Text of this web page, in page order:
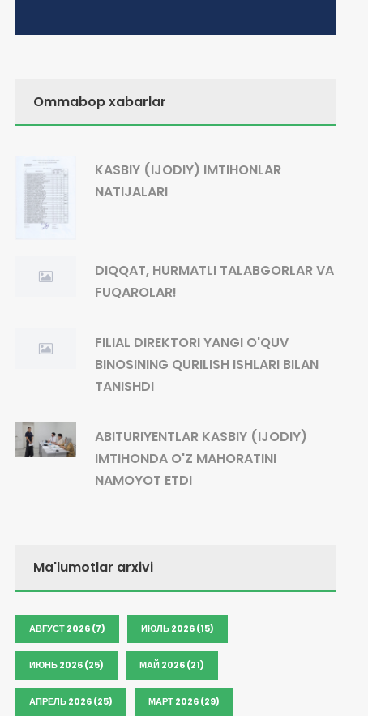
Ommabop xabarlar
KASBIY (IJODIY) IMTIHONLAR
NATIJALARI
DIQQAT, HURMATLI TALABGORLAR VA
FUQAROLAR!
FILIAL DIREKTORI YANGI O'QUV
BINOSINING QURILISH ISHLARI BILAN
TANISHDI
ABITURIYENTLAR KASBIY (IJODIY)
IMTIHONDA O'Z MAHORATINI
NAMOYOT ETDI
Ma'lumotlar arxivi
АВГУСТ 2026 (7) ИЮЛЬ 2026 (15)
ИЮНЬ 2026 (25) МАЙ 2026 (21)
АПРЕЛЬ 2026 (25) МАРТ 2026 (29)